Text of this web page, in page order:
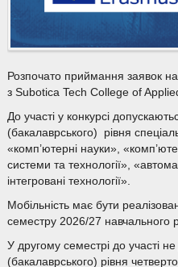
Розпочато приймання заявок на
з Subotica Tech College of
До участі у конкурсі
(бакалаврського) рівня
«комп’ютерні науки»,
системи та технології»,
інтегровані технології».
Мобільність має бути
семестру 2026/27 навчального
У другому семестрі до участі
(бакалаврського) рівня